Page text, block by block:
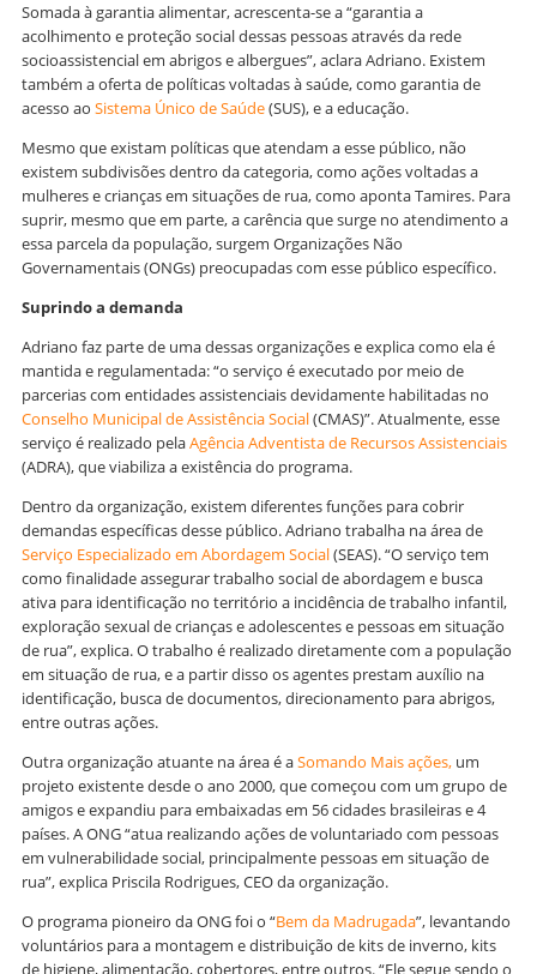
Somada à garantia alimentar, acrescenta-se a “garantia a
acolhimento e proteção social dessas pessoas através da rede
socioassistencial em abrigos e albergues”, aclara Adriano. Existem
também a oferta de políticas voltadas à saúde, como garantia de
acesso ao Sistema Único de Saúde(SUS), e a educação.
Mesmo que existam políticas que atendam a esse público, não
existem subdivisões dentro da categoria, como ações voltadas a
mulheres e crianças em situações de rua, como aponta Tamires. Para
suprir, mesmo que em parte, a carência que surge no atendimento a
essa parcela da população, surgem Organizações Não
Governamentais (ONGs) preocupadas com esse público específico.
Suprindo a demanda
Adriano faz parte de uma dessas organizações e explica como ela é
mantida e regulamentada: “o serviço é executado por meio de
parcerias com entidades assistenciais devidamente habilitadas no
Conselho Municipal de Assistência Social(CMAS)”. Atualmente, esse
serviço é realizado pelaAgência Adventista de Recursos Assistenciais
(ADRA), que viabiliza a existência do programa.
Dentro da organização, existem diferentes funções para cobrir
demandas específicas desse público. Adriano trabalha na área de
Serviço Especializado em Abordagem Social(SEAS). “O serviço tem
como finalidade assegurar trabalho social de abordagem e busca
ativa para identificação no território a incidência de trabalho infantil,
exploração sexual de crianças e adolescentes e pessoas em situação
de rua”, explica. O trabalho é realizado diretamente com a população
em situação de rua, e a partir disso os agentes prestam auxílio na
identificação, busca de documentos, direcionamento para abrigos,
entre outras ações.
Outra organização atuante na área é aSomando Mais ações, um
projeto existente desde o ano 2000, que começou com um grupo de
amigos e expandiu para embaixadas em 56 cidades brasileiras e 4
países. A ONG “atua realizando ações de voluntariado com pessoas
em vulnerabilidade social, principalmente pessoas em situação de
rua”, explica Priscila Rodrigues, CEO da organização.
O programa pioneiro da ONG foi o “Bem da Madrugada”, levantando
voluntários para a montagem e distribuição de kits de inverno, kits
de higiene, alimentação, cobertores, entre outros. “Ele segue sendo o